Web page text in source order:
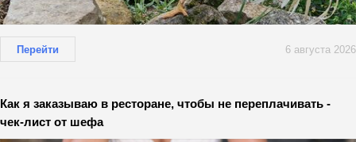
Перейти 6 августа 2026
Как я заказываю в ресторане, чтобы не переплачивать -
чек-лист от шефа